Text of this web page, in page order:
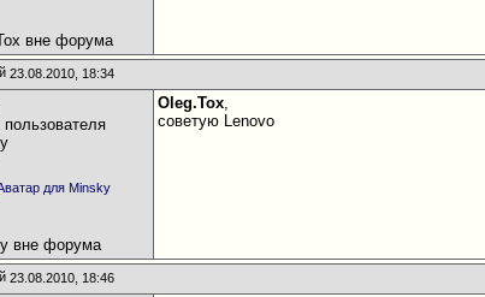
23.08.2010, 18:34
Oleg.Tox,
советую Lenovo
23.08.2010, 18:46